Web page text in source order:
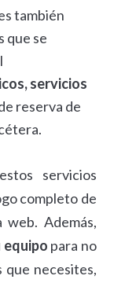
también
que se
servicios
reserva de
servicios
completo de
web. Además,
equipo para no
que necesites,